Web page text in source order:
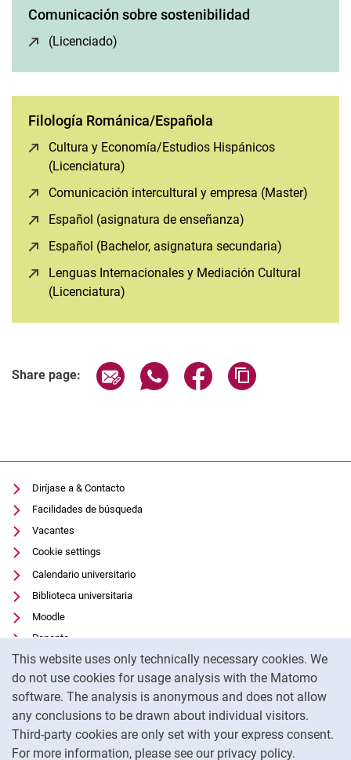
This website uses only technically necessary cookies. We
do not use cookies for usage analysis with the Matomo
software. The analysis is anonymous and does not allow
any conclusions to be drawn about individual visitors.
Third-party cookies are only set with your express consent.
For more information, please see our privacy policy.
Comunicación sobre sostenibilidad
(Licenciado)
Filología Románica/Española
Cultura y Economía/Estudios Hispánicos
(Licenciatura)
Comunicación intercultural y empresa (Master)
Español (asignatura de enseñanza)
Español (Bachelor, asignatura secundaria)
Lenguas Internacionales y Mediación Cultural
(Licenciatura)
Share page: Share page via email
Share page via WhatsApp
Share page via
Diríjase a & Contacto
Facilidades de búsqueda
Vacantes
Cookie settings
Calendario universitario
Biblioteca universitaria
Moodle
Panopto
Protección de datos
Accesibilidad
Uso transparente de la IA